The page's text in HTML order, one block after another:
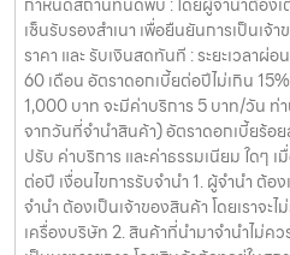
เซ็นรับรองสำเนา เพื่อยืนยันการเป็นเ
ราคา และ รับเงินสดทันที : ระยะเวลาผ่
60 เดือน อัตราดอกเบี้ยต่อปีไม่เกิน
1,000 บาท จะมีค่าบริการ 5 บาท/วัน ท่
จากวันที่จำนำสินค้า) อัตราดอกเบี้ยร้อ
ปรับ ค่าบริการ และค่าธรรมเนียม ใดๆ
ต่อปี เงื่อนไขการรับจำนำ 1. ผู้จำนำ ต้อ
จำนำ ต้องเป็นเจ้าของสินค้า โดยเราจะ
เครื่องบริษัท 2. สินค้าที่นำมาจำนำไม่ค